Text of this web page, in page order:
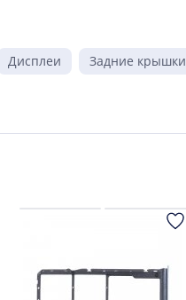
Дисплеи Задние крышки